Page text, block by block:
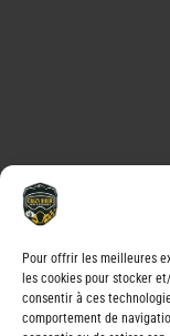
Pour offrir les meilleures
les cookies pour stocker
consentir à ces
comportement de